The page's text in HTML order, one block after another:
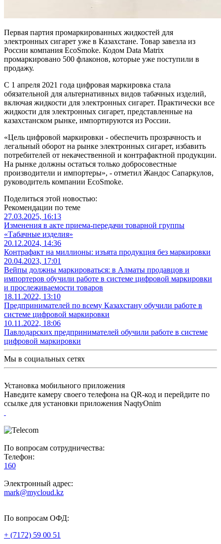
Первая партия промаркированных жидкостей для
электронных сигарет уже в Казахстане. Товар завезла из
России компания EcoSmoke. Кодом Data Matrix
промаркировано 500 флаконов, которые уже поступили в
продажу.
С 1 апреля 2021 года цифровая маркировка стала
обязательной для альтернативных видов табачных изделий,
включая жидкости для электронных сигарет. Практически все
жидкости для электронных сигарет, представленные на
казахстанском рынке, импортируются из России.
«Цель цифровой маркировки - обеспечить прозрачность и
легальный оборот на рынке электронных сигарет, избавить
потребителей от некачественной и контрафактной продукции.
На рынке должны остаться только добросовестные
производители и импортеры», - отметил Жандос Сапаркулов,
руководитель компании EcoSmoke.
Поделиться этой новостью:
Рекомендации по теме
27.03.2025, 16:13
Изменения в акте приема-передачи товарной группы
«Табачные изделия»
20.12.2024, 14:36
Контрафакт на миллионы: изъята продукция без маркировки
20.04.2023, 17:01
Вейпы должны маркироваться: в Алматы продавцов и
импортеров обучили работе в системе цифровой маркировки
и прослеживаемости товаров
18.11.2022, 13:10
Предпринимателей по всему Казахстану обучили работе в
системе цифровой маркировки
10.11.2022, 18:06
Павлодарских предпринимателей обучили работе в системе
цифровой маркировки
Мы в социальных сетях
Установка мобильного приложения
Наведите камеру своего телефона на QR-код и перейдите по
ссылке для установки приложения NaqtyOnim
По вопросам сотрудничества:
Телефон:
160
Электронный адрес:
mark@mycloud.kz
По вопросам ОФД:
+ (7172) 59 00 51